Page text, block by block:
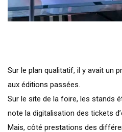
Sur le plan qualitatif, il y avait un
aux éditions passées.
Sur le site de la foire, les stands
note la digitalisation des tickets
Mais, côté prestations des